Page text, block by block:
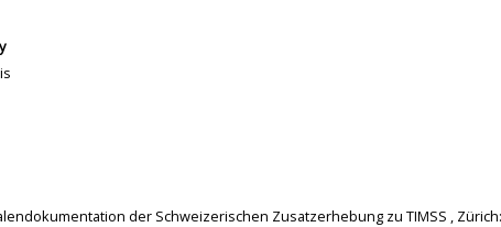
der Schweizerischen Zusatzerhebung zu TIMSS ,